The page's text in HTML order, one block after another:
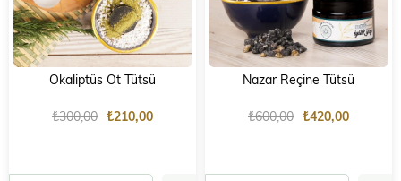
Okaliptüs Ot Tütsü
₺210,00
₺300,00
Nazar Reçine Tütsü
₺420,00
₺600,00